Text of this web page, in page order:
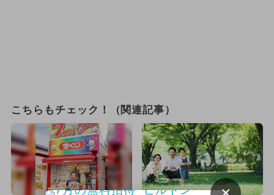
こちらもチェック！（関連記事）